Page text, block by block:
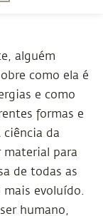
alguém
como ela é
e como
formas e
ciência da
material para
de todas as
mais evoluído.
humano,